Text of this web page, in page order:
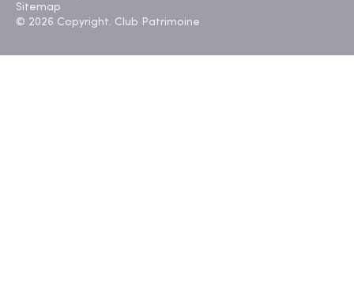
Sitemap
© 2026 Copyright. Club Patrimoine